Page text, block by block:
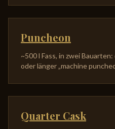
Puncheon
~500 l Fass, in zwei
oder länger „machine
Quarter Cask